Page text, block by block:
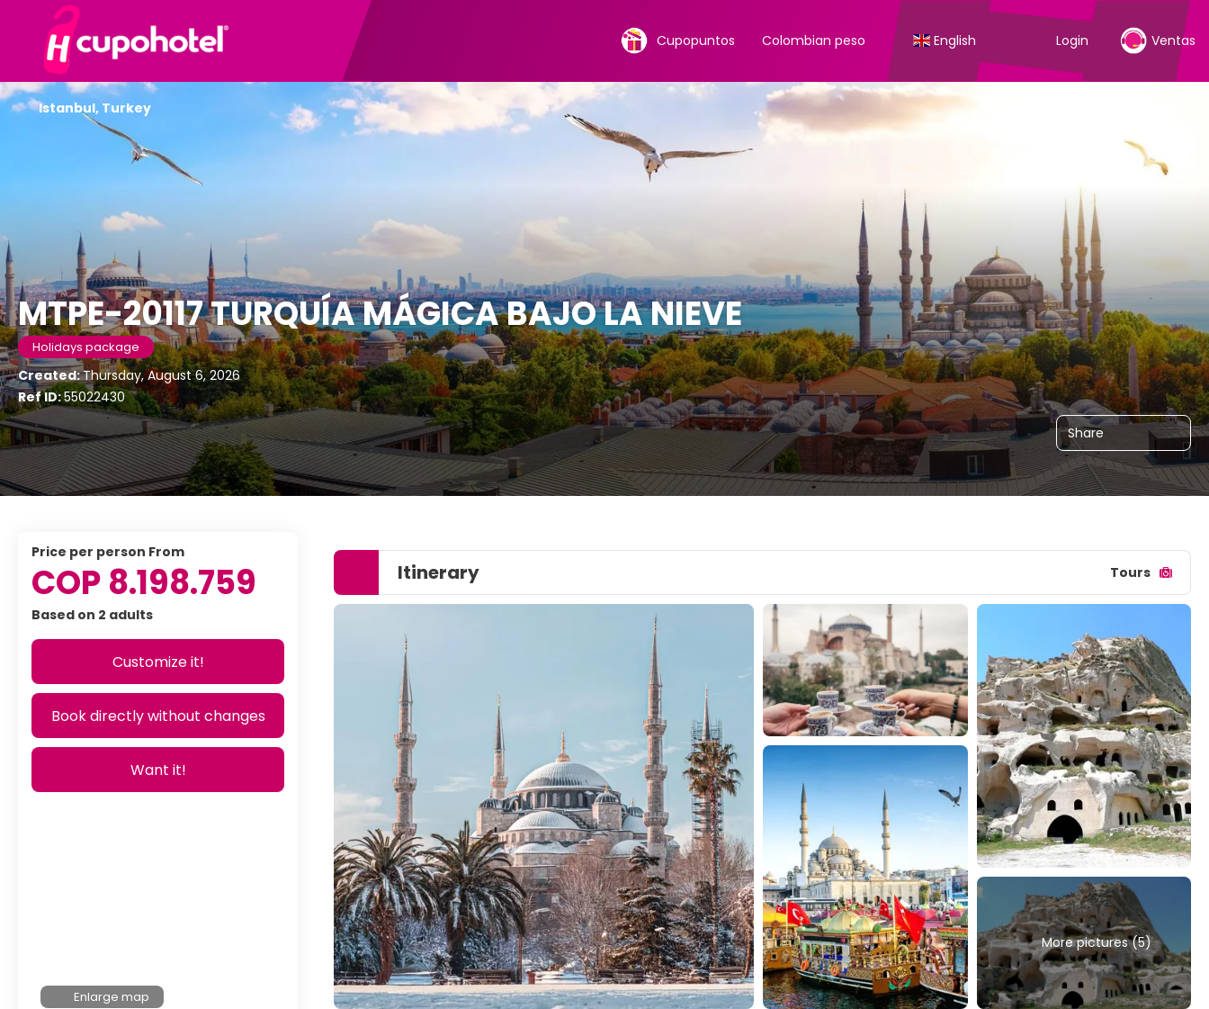
Cupopuntos Colombian peso English Login Ventas
MTPE-20117 TURQUÍA MÁGICA BAJO LA NIEVE
Holidays package
Created:Thursday, August 6, 2026
Ref ID:55022430
Share
Istanbul, Turkey
Itinerary Tours
More pictures (5)
price per person From
COP 8.198.759
Based on 2 adults
Customize it!
Book directly without changes
Want it!
Enlarge map